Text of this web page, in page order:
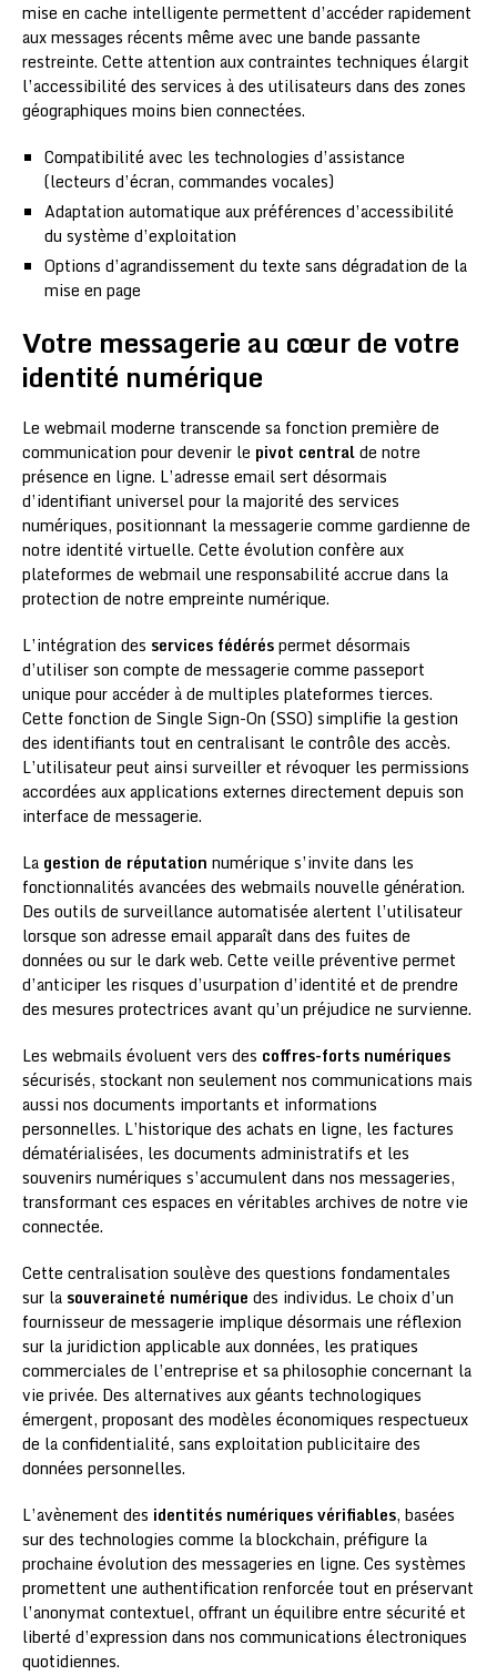
mise en cache intelligente permettent d’accéder rapidement
aux messages récents même avec une bande passante
restreinte. Cette attention aux contraintes techniques élargit
l’accessibilité des services à des utilisateurs dans des zones
géographiques moins bien connectées.
Compatibilité avec les technologies d’assistance
(lecteurs d’écran, commandes vocales)
Adaptation automatique aux préférences d’accessibilité
du système d’exploitation
Options d’agrandissement du texte sans dégradation de la
mise en page
Votre messagerie au cœur de votre
identité numérique
Le webmail moderne transcende sa fonction première de
communication pour devenir le pivot centralde notre
présence en ligne. L’adresse email sert désormais
d’identifiant universel pour la majorité des services
numériques, positionnant la messagerie comme gardienne de
notre identité virtuelle. Cette évolution confère aux
plateformes de webmail une responsabilité accrue dans la
protection de notre empreinte numérique.
L’intégration des services fédéréspermet désormais
d’utiliser son compte de messagerie comme passeport
unique pour accéder à de multiples plateformes tierces.
Cette fonction de Single Sign-On (SSO) simplifie la gestion
des identifiants tout en centralisant le contrôle des accès.
L’utilisateur peut ainsi surveiller et révoquer les permissions
accordées aux applications externes directement depuis son
interface de messagerie.
La gestion de réputation numérique s’invite dans les
fonctionnalités avancées des webmails nouvelle génération.
Des outils de surveillance automatisée alertent l’utilisateur
lorsque son adresse email apparaît dans des fuites de
données ou sur le dark web. Cette veille préventive permet
d’anticiper les risques d’usurpation d’identité et de prendre
des mesures protectrices avant qu’un préjudice ne survienne.
Les webmails évoluent vers des coffres-forts numériques
sécurisés, stockant non seulement nos communications mais
aussi nos documents importants et informations
personnelles. L’historique des achats en ligne, les factures
dématérialisées, les documents administratifs et les
souvenirs numériques s’accumulent dans nos messageries,
transformant ces espaces en véritables archives de notre vie
connectée.
Cette centralisation soulève des questions fondamentales
sur la souveraineté numérique des individus. Le choix d’un
fournisseur de messagerie implique désormais une réflexion
sur la juridiction applicable aux données, les pratiques
commerciales de l’entreprise et sa philosophie concernant la
vie privée. Des alternatives aux géants technologiques
émergent, proposant des modèles économiques respectueux
de la confidentialité, sans exploitation publicitaire des
données personnelles.
L’avènement des identités numériques vérifiables, basées
sur des technologies comme la blockchain, préfigure la
prochaine évolution des messageries en ligne. Ces systèmes
promettent une authentification renforcée tout en préservant
l’anonymat contextuel, offrant un équilibre entre sécurité et
liberté d’expression dans nos communications électroniques
quotidiennes.